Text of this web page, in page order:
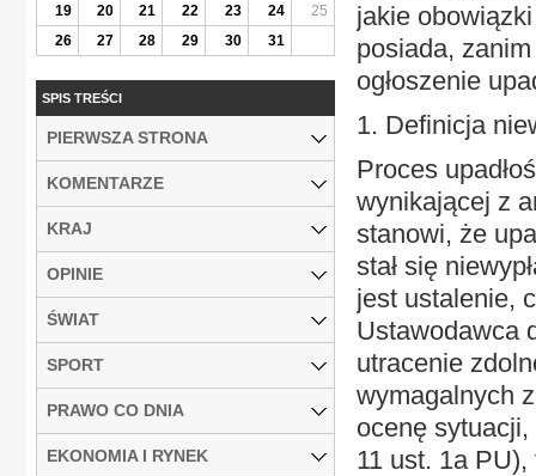
jakie
posiada,
ogłoszenie
1. Definicja
Proces
wynikającej z
stanowi, że
stał się
jest ustalenie,
Ustawodawca
utracenie
wymagalnych
ocenę
11 ust. 1a PU),
19
20 21 22 23 24
25
26
27 28 29 30 31
SPIS TREŚCI
PIERWSZA STRONA
KOMENTARZE
KRAJ
OPINIE
ŚWIAT
SPORT
PRAWO CO DNIA
EKONOMIA I RYNEK